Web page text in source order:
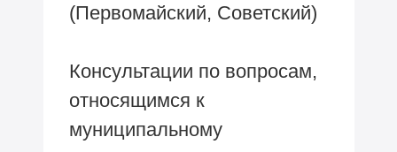
(Первомайский, Советский)
Консультации по вопросам,
относящимся к
муниципальному